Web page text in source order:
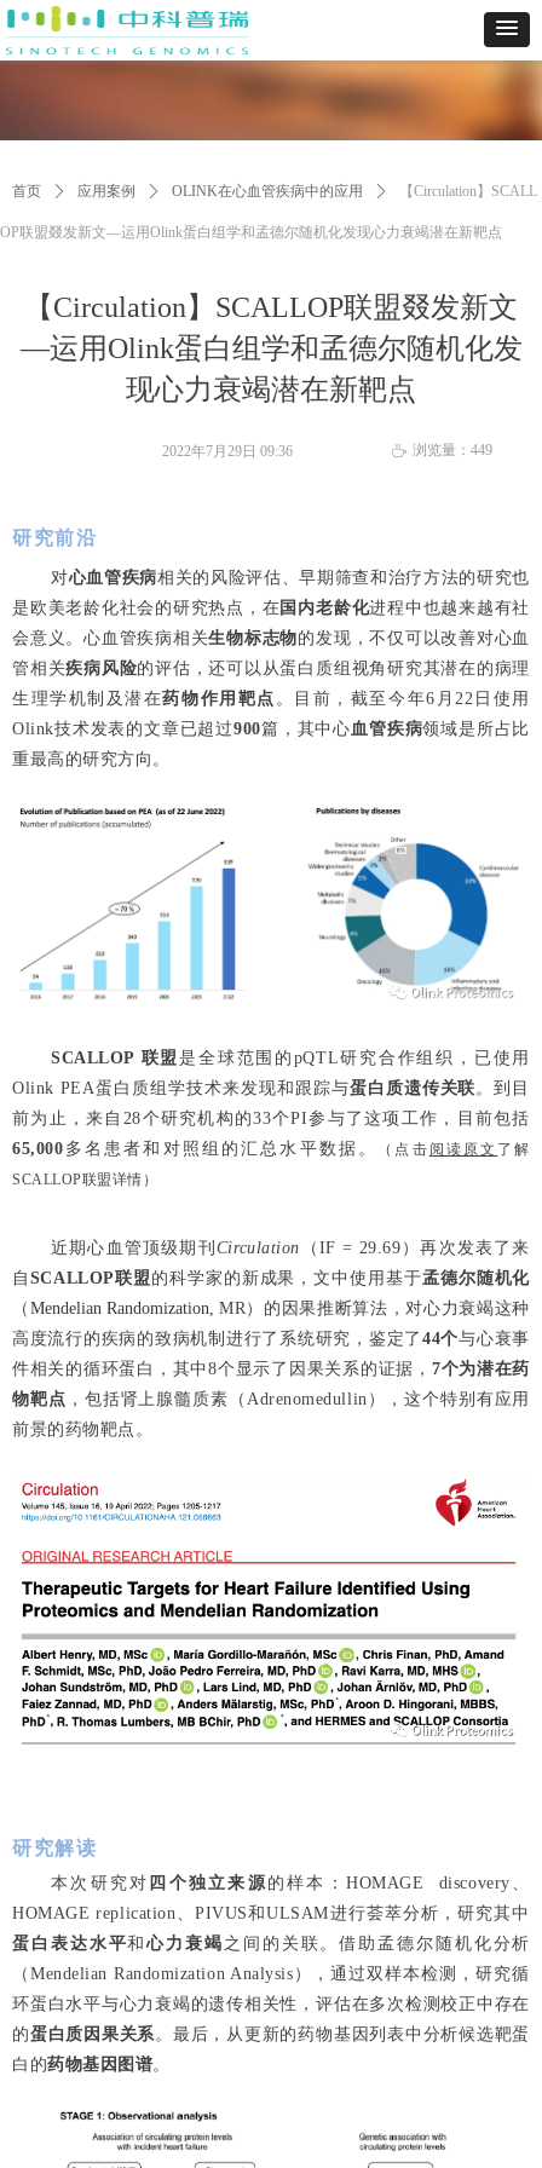
【Circulation】SCALLOP联盟叕发新文
—运用Olink蛋白组学和孟德尔随机化发
现心力衰竭潜在新靶点
首页 ꄲ 应用案例 ꄲ OLINK在心血管疾病中的应用 ꄲ 【Circulation】SCALL
OP联盟叕发新文—运用Olink蛋白组学和孟德尔随机化发现心力衰竭潜在新靶点
研究前沿
对心血管疾病相关的风险评估、早期筛查和治疗方法的研究也
是欧美老龄化社会的研究热点，在国内老龄化进程中也越来越有社
会意义。心血管疾病相关生物标志物的发现，不仅可以改善对心血
管相关疾病风险的评估，还可以从蛋白质组视角研究其潜在的病理
生理学机制及潜在药物作用靶点 。目前，截至今年6月22日使用
Olink技术发表的文章已超过900篇，其中心血管疾病领域是所占比
重最高的研究方向。
SCALLOP 联盟是全球范围的pQTL研究合作组织，已使用
Olink PEA蛋白质组学技术来发现和跟踪与蛋白质遗传关联 。到目
前为止，来自28个研究机构的33个PI参与了这项工作，目前包括
65,000 多名患者和对照组的汇总水平数据。 （点击 阅读原文 了解
SCALLOP联盟详情）
近期心血管顶级期刊 Circulation （IF = 29.69）再次 发表了来
自 SCALLOP联盟 的科学家的新成果，文中使用基于孟德尔随机化
（ Mendelian Randomization, MR ）的因果推断算法，对心力衰竭这种
高度流行的疾病的致病机制进行了系统研究，鉴定了44个与心衰事
件相关的循环蛋白，其中8个显示了因果关系的证据， 7个为潜在药
物靶点 ，包括肾上腺髓质素（ Adrenomedullin ），这个特别有应用
前景的药物靶点。
研究解读
本次研究对 四个独立来源的样本：HOMAGE discovery、
HOMAGE replication、PIVUS和ULSAM进行荟萃分析，研究其中
蛋白表达水平和心力衰竭 之间的关联。借助孟德尔随机化分析
（Mendelian Randomization Analysis），通过双样本检测，研究循
环蛋白水平与心力衰竭的遗传相关性，评估在多次检测校正中存在
的蛋白质因果关系。最后，从更新的药物基因列表中分析候选靶蛋
白的药物基因图谱。
2022年7月29日 09:36 ꄘ 浏览量： 449